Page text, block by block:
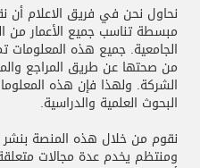
نحاول نحن في فريق الاعلام أن
مبسطة تناسب جميع الأعمار من
الجامعية. جميع هذه المعلومات
من صحتها عن طريق المراجع
الشركة. ولهذا فإن هذه
البحوث العلمية والدراسية.
نقوم من خلال هذه المنصة بنشر
ومنتظم يخدم عدة مجالات